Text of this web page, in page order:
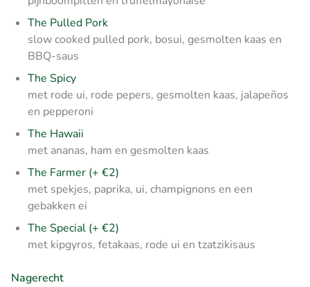
The Pulled Pork
slow cooked pulled pork, bosui, gesmolten kaas en
BBQ-saus
The Spicy
met rode ui, rode pepers, gesmolten kaas, jalapeños
en pepperoni
The Hawaii
met ananas, ham en gesmolten kaas
The Farmer (+ €2)
met spekjes, paprika, ui, champignons en een
gebakken ei
The Special (+ €2)
met kipgyros, fetakaas, rode ui en tzatzikisaus
Nagerecht